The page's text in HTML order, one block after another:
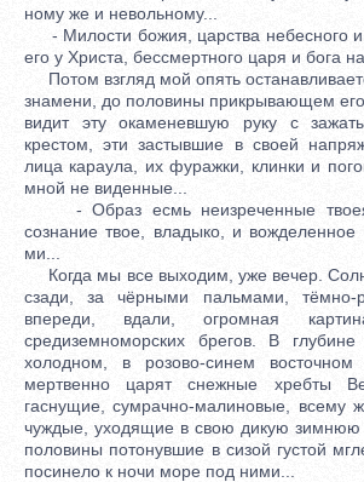
ному же и невольному...
- Милости божия, царства небесного и
его у Христа, бессмертного царя и бога
Потом взгляд мой опять
знамени, до половины прикрывающем его
видит эту окаменевшую руку с
крестом, эти застывшие в своей
лица караула, их фуражки, клинки и
мной не виденные...
- Образ есмь неизреченные
сознание твое, владыко, и вожделенное
ми...
Когда мы все выходим, уже вечер.
сзади, за чёрными пальмами, тёмно-
впереди, вдали, огромная
средиземноморских брегов. В
холодном, в розово-синем
мертвенно царят снежные хребты
гаснущие, сумрачно-малиновые, всему
чуждые, уходящие в свою дикую зимнюю
половины потонувшие в сизой густой
посинело к ночи море под ними...